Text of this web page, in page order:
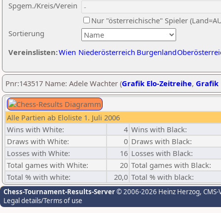
Sortierung
Spgem./Kreis/Verein
Nur "österreichische" Spieler
Vereinslisten:Wien Niederösterreich Burgenland
Pnr:143517 Name: Adele Wachter (Grafik Elo-Zeitreihe, Grafik
Alle Partien ab Eloliste 1. Juli 2006
Wins with White:
4 Wins with Black:
Draws with White:
0 Draws with Black:
Losses with White:
16 Losses with Black:
Total games with White:
20 Total games with Black:
Total % with white:
20,0 Total % with black:
Chess-Tournament-Results-Server© 2006-2026 Heinz Herzog,
Legal details/Terms of use